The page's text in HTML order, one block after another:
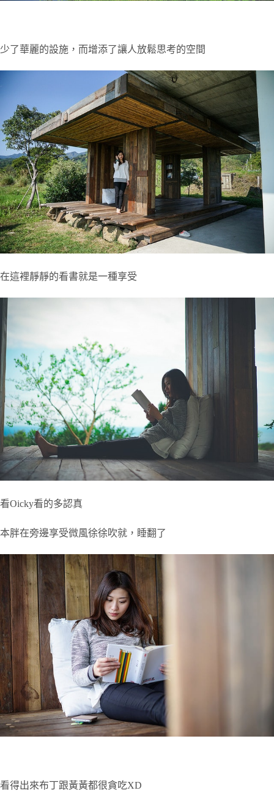
少了華麗的設施，而增添了讓人放鬆思考的空間
在這裡靜靜的看書就是一種享受
看Oicky看的多認真
本胖在旁邊享受微風徐徐吹就，睡翻了
看得出來布丁跟黃黃都很貪吃XD